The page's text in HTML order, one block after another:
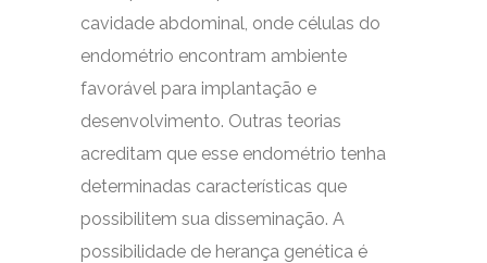
cavidade abdominal, onde células do
endométrio encontram ambiente
favorável para implantação e
desenvolvimento. Outras teorias
acreditam que esse endométrio tenha
determinadas características que
possibilitem sua disseminação. A
possibilidade de herança genética é